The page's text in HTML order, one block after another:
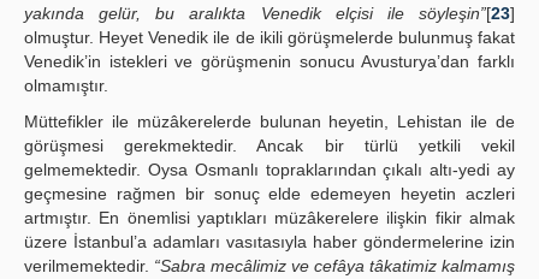
yakında gelür, bu aralıkta Venedik elçisi ile söyleşin”[23]
olmuştur. Heyet Venedik ile de ikili görüşmelerde bulunmuş fakat
Venedik’in istekleri ve görüşmenin sonucu Avusturya’dan farklı
olmamıştır.
Müttefikler ile müzâkerelerde bulunan heyetin, Lehistan ile de
görüşmesi gerekmektedir. Ancak bir türlü yetkili vekil
gelmemektedir. Oysa Osmanlı topraklarından çıkalı altı-yedi ay
geçmesine rağmen bir sonuç elde edemeyen heyetin aczleri
artmıştır. En önemlisi yaptıkları müzâkerelere ilişkin fikir almak
üzere İstanbul’a adamları vasıtasıyla haber göndermelerine izin
verilmemektedir. “Sabra mecâlimiz ve cefâya tâkatimiz kalmamış